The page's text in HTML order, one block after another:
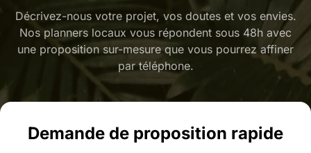
Décrivez-nous votre projet, vos doutes et vos envies.
Nos planners locaux vous répondent sous 48h avec
une proposition sur-mesure que vous pourrez affiner
par téléphone.
Demande de proposition rapide